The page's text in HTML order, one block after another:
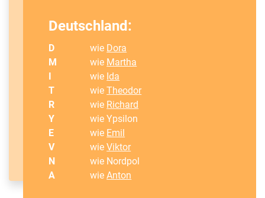
Deutschland:
D wie Dora
M
wie Martha
wie Ida
T
wieTheodor
R
wie Richard
Y
wie Ypsilon
E
wie Emil
V
wieViktor
N
wie Nordpol
A
wieAnton